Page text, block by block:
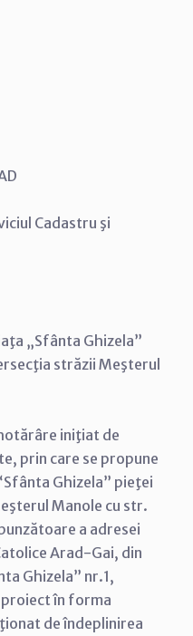
Cadastru şi
„Sfânta Ghizela”
străzii Meşterul
iniţiat de
prin care se propune
Ghizela” pieţei
Manole cu str.
a adresei
Arad-Gai, din
Ghizela” nr.1,
în forma
de îndeplinirea